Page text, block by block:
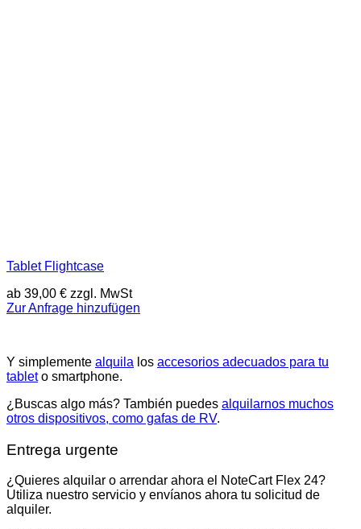
Tablet Flightcase
ab 39,00 € zzgl. MwSt
Zur Anfrage hinzufügen
Y simplemente alquila los accesorios adecuados para tu
tableto smartphone.
¿Buscas algo más? También puedes alquilarnos muchos
otros dispositivos, como gafas de RV.
Entrega urgente
¿Quieres alquilar o arrendar ahora el NoteCart Flex 24?
Utiliza nuestro servicio y envíanos ahora tu solicitud de
alquiler.